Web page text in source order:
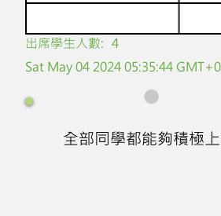
​出席學生人數: 4
Sat May 04 2024 05:35:44
全部同學都能夠積極